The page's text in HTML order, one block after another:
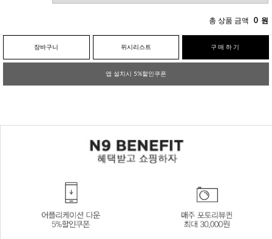
총 상품 금액 0 원
장바구니 위시리스트 구매하기
앱 설치시 5%할인쿠폰